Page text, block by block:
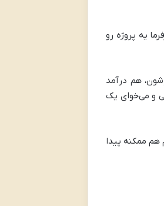
یه پروژه رو
هم درآمد
و می‌خوای یک
ممکنه پیدا